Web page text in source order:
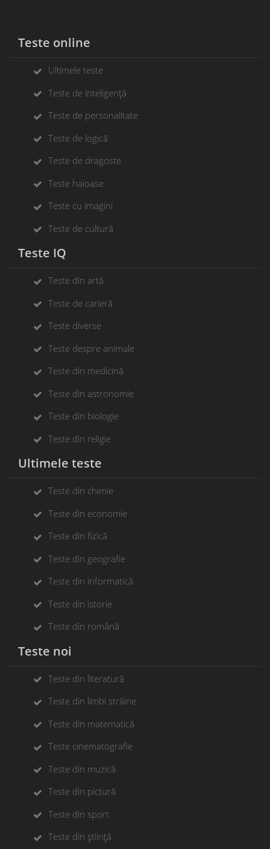
Teste online
Ultimele teste
Teste de inteligență
Teste de personalitate
Teste de logică
Teste de dragoste
Teste haioase
Teste cu imagini
Teste de cultură
Teste IQ
Teste din artă
Teste de carieră
Teste diverse
Teste despre animale
Teste din medicină
Teste din astronomie
Teste din biologie
Teste din religie
Ultimele teste
Teste din chimie
Teste din economie
Teste din fizică
Teste din geografie
Teste din informatică
Teste din istorie
Teste din română
Teste noi
Teste din literatură
Teste din limbi străine
Teste din matematică
Teste cinematografie
Teste din muzică
Teste din pictură
Teste din sport
Teste din știință